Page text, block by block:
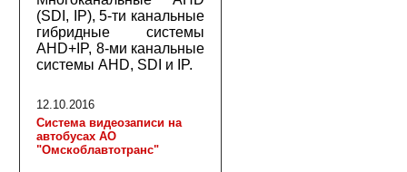
(SDI, IP), 5-ти канальные
гибридные системы
AHD+IP, 8-ми канальные
системы AHD, SDI и IP.
12.10.2016
Система видеозаписи на
автобусах АО
"Омскоблавтотранс"